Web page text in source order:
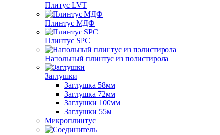
Плитус LVT
Плинтус МДФ
Плинтус SPC
Напольный плинтус из полистирола
Заглушки
Заглушка 58мм
Заглушка 72мм
Заглушки 100мм
Заглушки 55м
Микроплинтус